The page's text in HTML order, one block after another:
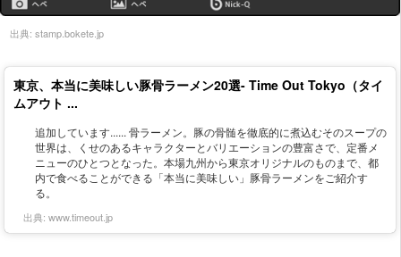
出典: stamp.bokete.jp
東京、本当に美味しい豚骨ラーメン20選- Time Out Tokyo（タイ
ムアウト ...
追加しています...... 骨ラーメン。豚の骨髄を徹底的に煮込むそのスープの
世界は、くせのあるキャラクターとバリエーションの豊富さで、定番メ
ニューのひとつとなった。本場九州から東京オリジナルのものまで、都
内で食べることができる「本当に美味しい」豚骨ラーメンをご紹介す
る。
出典: www.timeout.jp